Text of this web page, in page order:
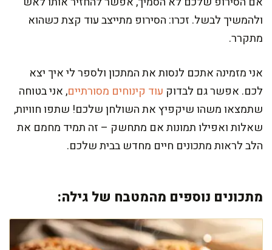
ולהמשיך לבשל. זכרו: הסירופ מתייצב עוד קצת כשהוא
מתקרר.
אני מזמינה אתכם לנסות את המתכון ולספר לי איך יצא
לכם. אפשר גם לבדוק עוד קינוחים מסורתיים, אני בטוחה
שתמצאו משהו שיקפיץ את השולחן שלכם! שתפו חוויות,
שאלות ואפילו תמונות אם מתחשק – זה תמיד מחמם את
הלב לראות מתכונים חיים מחדש בבית שלכם.
מתכונים נוספים מהמטבח של גילה: